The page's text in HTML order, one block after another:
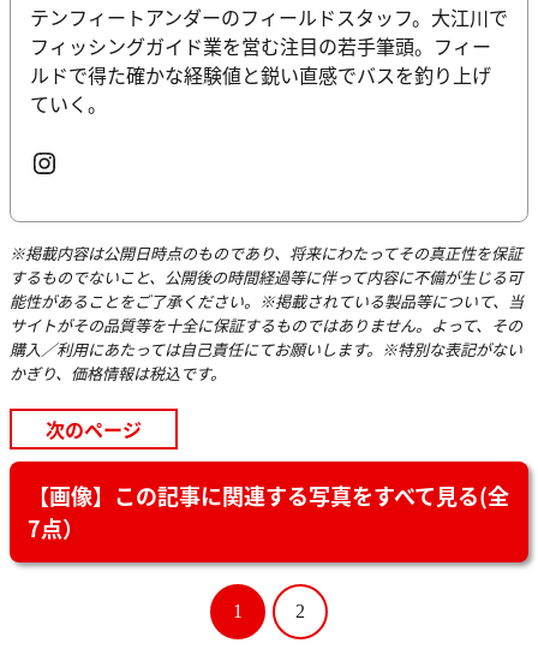
テンフィートアンダーのフィールドスタッフ。大江川で
フィッシングガイド業を営む注目の若手筆頭。フィー
ルドで得た確かな経験値と鋭い直感でバスを釣り上げ
ていく。
Instagram
※掲載内容は公開日時点のものであり、将来にわたってその真正性を保証
するものでないこと、公開後の時間経過等に伴って内容に不備が生じる可
能性があることをご了承ください。※掲載されている製品等について、当
サイトがその品質等を十全に保証するものではありません。よって、その
購入／利用にあたっては自己責任にてお願いします。※特別な表記がない
かぎり、価格情報は税込です。
次のページ
【画像】この記事に関連する写真をすべて見る(全
7点）
1 2